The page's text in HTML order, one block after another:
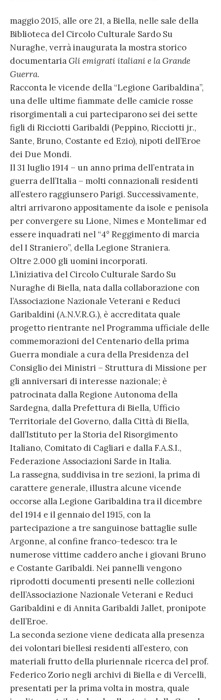
maggio 2015, alle ore 21, a Biella, nelle sale della
Biblioteca del Circolo Culturale Sardo Su
Nuraghe, verrà inaugurata la mostra storico
documentariaGli emigrati italiani e la Grande
Guerra.
Racconta le vicende della “Legione Garibaldina”,
una delle ultime fiammate delle camicie rosse
risorgimentali a cui parteciparono sei dei sette
figli di Ricciotti Garibaldi (Peppino, Ricciotti jr.,
Sante, Bruno, Costante ed Ezio), nipoti dell’Eroe
dei Due Mondi.
Il 31 luglio 1914 – un anno prima dell’entrata in
guerra dell’Italia – molti connazionali residenti
all’estero raggiunsero Parigi. Successivamente,
altri arrivarono appositamente da isole e penisola
per convergere su Lione, Nimes e Montelimar ed
essere inquadrati nel “4° Reggimento di marcia
del I Straniero”, della Legione Straniera.
Oltre 2.000 gli uomini incorporati.
L’iniziativa del Circolo Culturale Sardo Su
Nuraghe di Biella, nata dalla collaborazione con
l’Associazione Nazionale Veterani e Reduci
Garibaldini (A.N.V.R.G.), è accreditata quale
progetto rientrante nel Programma ufficiale delle
commemorazioni del Centenario della prima
Guerra mondiale a cura della Presidenza del
Consiglio dei Ministri – Struttura di Missione per
gli anniversari di interesse nazionale; è
patrocinata dalla Regione Autonoma della
Sardegna, dalla Prefettura di Biella, Ufficio
Territoriale del Governo, dalla Città di Biella,
dall’Istituto per la Storia del Risorgimento
Italiano, Comitato di Cagliari e dalla F.A.S.I.,
Federazione Associazioni Sarde in Italia.
La rassegna, suddivisa in tre sezioni, la prima di
carattere generale, illustra alcune vicende
occorse alla Legione Garibaldina tra il dicembre
del 1914 e il gennaio del 1915, con la
partecipazione a tre sanguinose battaglie sulle
Argonne, al confine franco-tedesco: tra le
numerose vittime caddero anche i giovani Bruno
e Costante Garibaldi. Nei pannelli vengono
riprodotti documenti presenti nelle collezioni
dell’Associazione Nazionale Veterani e Reduci
Garibaldini e di Annita Garibaldi Jallet, pronipote
dell’Eroe.
La seconda sezione viene dedicata alla presenza
dei volontari biellesi residenti all’estero, con
materiali frutto della pluriennale ricerca del prof.
Federico Zorio negli archivi di Biella e di Vercelli,
presentati per la prima volta in mostra, quale